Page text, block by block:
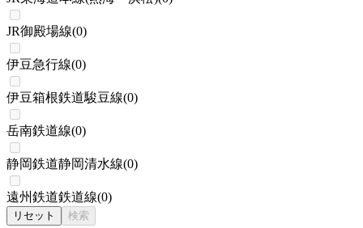
JR御殿場線(0)
伊豆急行線(0)
伊豆箱根鉄道駿豆線(0)
岳南鉄道線(0)
静岡鉄道静岡清水線(0)
遠州鉄道鉄道線(0)
リセット 検索